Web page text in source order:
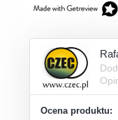
Ocena produktu: